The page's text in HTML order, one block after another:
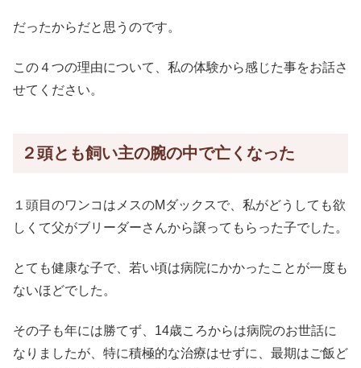
だったからだと思うのです。
この４つの理由について、私の体験から感じた事をお話さ
せてください。
２頭とも飼い主の腕の中で亡くなった
１頭目のワンコはメスのMダックスで、私がどうしても欲
しくて父がブリーダーさんから譲ってもらった子でした。
とても健康な子で、若い頃は病院にかかったことが一度も
ないほどでした。
その子も年には勝てず、14歳ころからは病院のお世話に
なりましたが、特に積極的な治療はせずに、最期はご飯ど